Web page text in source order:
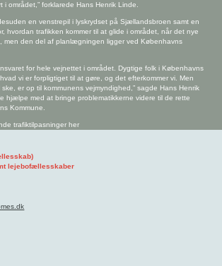
området,” forklarede Hans Henrik Linde.
en venstrepil i lyskrydset på Sjællandsbroen samt en
hvordan trafikken kommer til at glide i området, når det nye
men den del af planlægningen ligger ved Københavns
for hele vejnettet i området. Dygtige folk i Københavns
vi er forpligtiget til at gøre, og det efterkommer vi. Men
er op til kommunens vejmyndighed,” sagde Hans Henrik
hjælpe med at bringe problematikkerne videre til de rette
Kommune.
trafiktilpasninger her
lejebofællesskaber